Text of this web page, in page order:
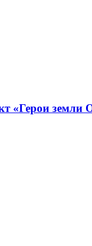
«Герои земли